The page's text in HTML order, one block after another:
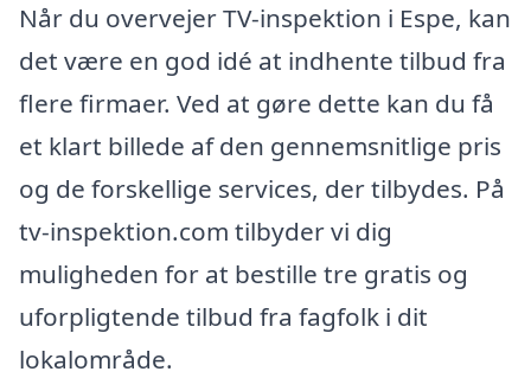
Når du overvejer TV-inspektion i Espe, kan
det være en god idé at indhente tilbud fra
flere firmaer. Ved at gøre dette kan du få
et klart billede af den gennemsnitlige pris
og de forskellige services, der tilbydes. På
tv-inspektion.com tilbyder vi dig
muligheden for at bestille tre gratis og
uforpligtende tilbud fra fagfolk i dit
lokalområde.